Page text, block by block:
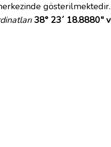
gösterilmektedir.
38° 23´ 18.8880"